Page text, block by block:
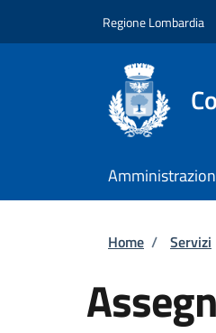
Regione Lombardia
Home / Servizi